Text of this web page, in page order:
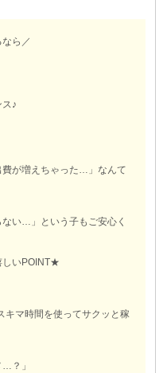
ら／
♪
費が増えちゃった…」なんて
ない…」という子もご安心く
しいPOINT★
キマ時間を使ってサクッと稼
？」